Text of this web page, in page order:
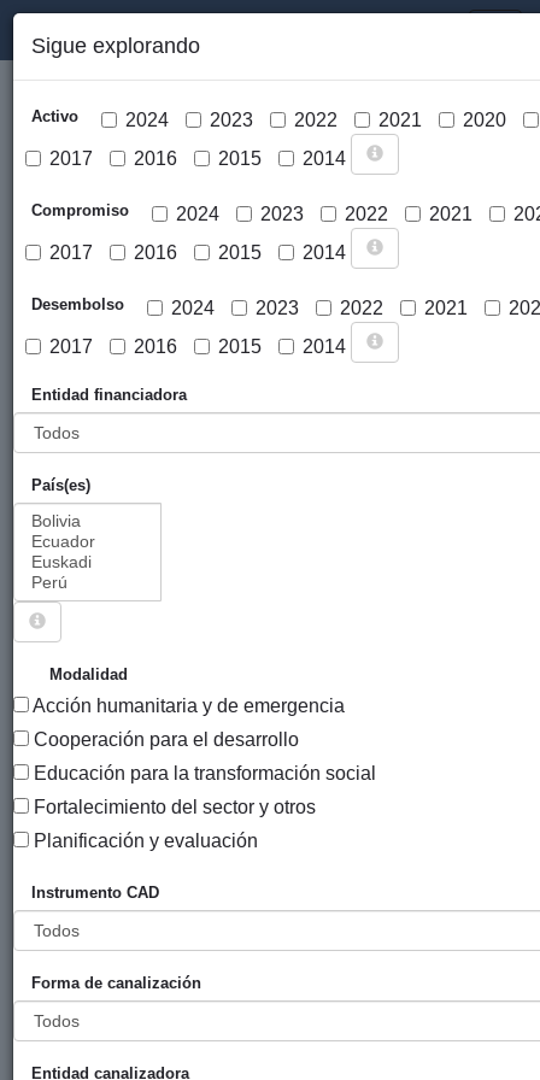
Cargar mapa
Sigue explorando
Activo 2024 2023 2022 2021
2020
2017
2016 2015 2014
Compromiso 2024 2023 2022 2021
2017
2016 2015 2014
Desembolso 2024 2023 2022 2021
2017
2016 2015 2014
Entidad financiadora
País(es)
Modalidad
Acción humanitaria y de emergencia
Cooperación para el desarrollo
Educación para la transformación social
Fortalecimiento del sector y otros
Planificación y evaluación
Instrumento CAD
Forma de canalización
Entidad canalizadora
PROYECTOS CUYO ENTIDAD CANALIZADORA ES
FUNDACIÓN ADSIS.
51 PROYECTOS
Entidad
financiadora
Empezar a
estudiar con
del mundo
Diputación
ADSIS 2024
Aprendiendo
con los
Ayuntamiento
de San
ADSIS 2024